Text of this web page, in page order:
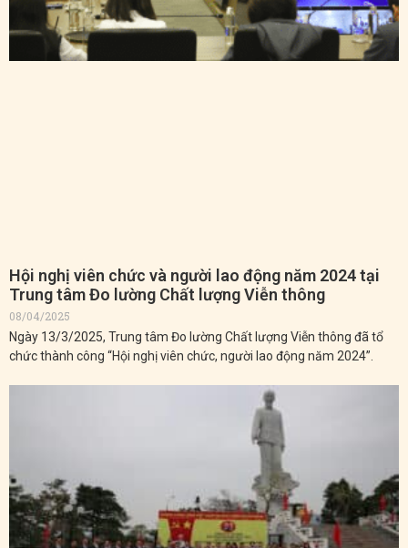
Hội nghị viên chức và người lao động năm 2024 tại
Trung tâm Đo lường Chất lượng Viễn thông
08/04/2025
Ngày 13/3/2025, Trung tâm Đo lường Chất lượng Viễn thông đã tổ
chức thành công “Hội nghị viên chức, người lao động năm 2024”.